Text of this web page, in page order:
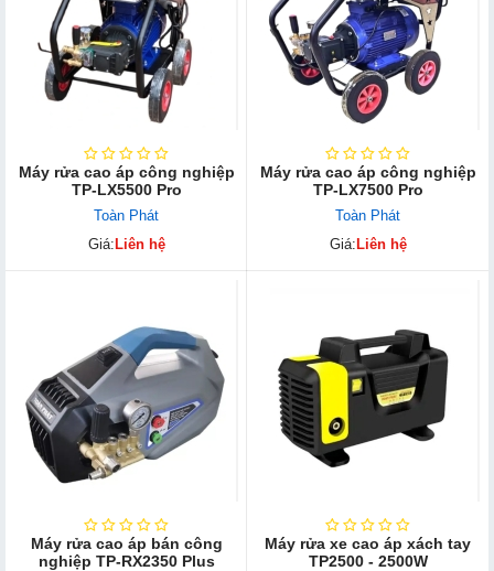
Máy rửa cao áp công nghiệp
TP-LX5500 Pro
Toàn Phát
Giá: Liên hệ
Máy rửa cao áp công nghiệp
TP-LX7500 Pro
Toàn Phát
Giá: Liên hệ
Máy rửa cao áp bán công
nghiệp TP-RX2350 Plus
Máy rửa xe cao áp xách tay
TP2500 - 2500W